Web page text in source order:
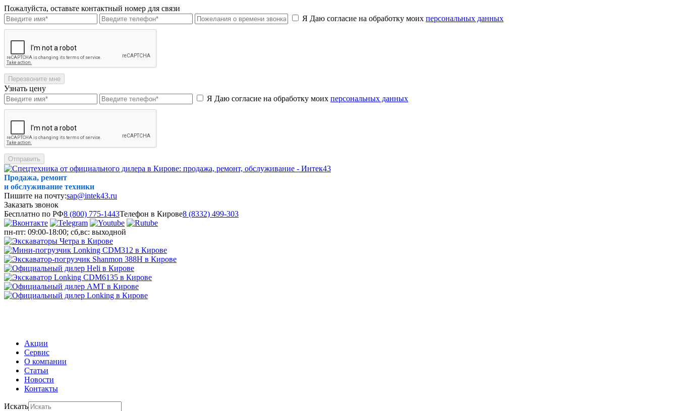
Пожалуйста, оставьте контактный номер для связи
Я Даю согласие на обработку моих персональных данных
Перезвоните мне
Узнать цену
Я Даю согласие на обработку моих персональных данных
Отправить
Продажа, ремонт
и обслуживание техники
Пишите на почту:sap@intek43.ru
Заказать звонок
Бесплатно по РФ8 (800) 775-1443Телефон в Кирове8 (8332) 499-303
пн-пт: 09:00-18:00; сб,вс: выходной
Акции
Сервис
О компании
Статьи
Новости
Контакты
Искать